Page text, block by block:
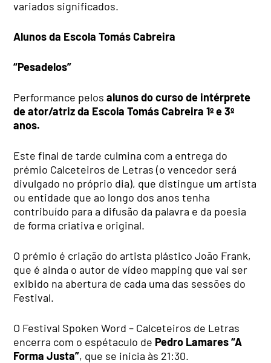
variados significados.
Alunos da Escola Tomás Cabreira
“Pesadelos”
Performance pelosalunos do curso de intérprete
de ator/atriz da Escola Tomás Cabreira 1º e 3º
anos.
Este final de tarde culmina com a entrega do
prémio Calceteiros de Letras (o vencedor será
divulgado no próprio dia), que distingue um artista
ou entidade que ao longo dos anos tenha
contribuído para a difusão da palavra e da poesia
de forma criativa e original.
O prémio é criação do artista plástico João Frank,
que é ainda o autor de vídeo mapping que vai ser
exibido na abertura de cada uma das sessões do
Festival.
O Festival Spoken Word – Calceteiros de Letras
encerra com o espétaculo de Pedro Lamares “A
Forma Justa”, que se inicia às 21:30.